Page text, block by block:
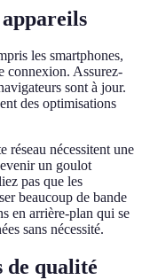
les smartphones,
connexion. Assurez-
sont à jour.
des optimisations
réseau nécessitent une
un goulot
pas que les
beaucoup de bande
en arrière-plan qui se
sans nécessité.
de qualité